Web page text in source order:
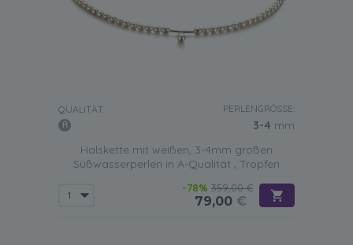
QUALITÄT: PERLENGRÖSSE:
3-4 mm
Halskette mit weißen, 3-4mm großen
Süßwasserperlen in A-Qualität , Tropfen
-78% 359,00 €
79,00 €